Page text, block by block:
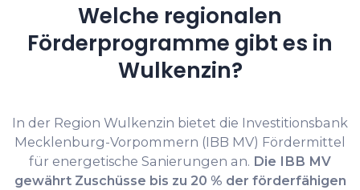
Welche regionalen
Förderprogramme gibt es in
Wulkenzin?
In der Region Wulkenzin bietet die Investitionsbank
Mecklenburg-Vorpommern (IBB MV) Fördermittel
für energetische Sanierungen an. Die IBB MV
gewährt Zuschüsse bis zu 20 % der förderfähigen